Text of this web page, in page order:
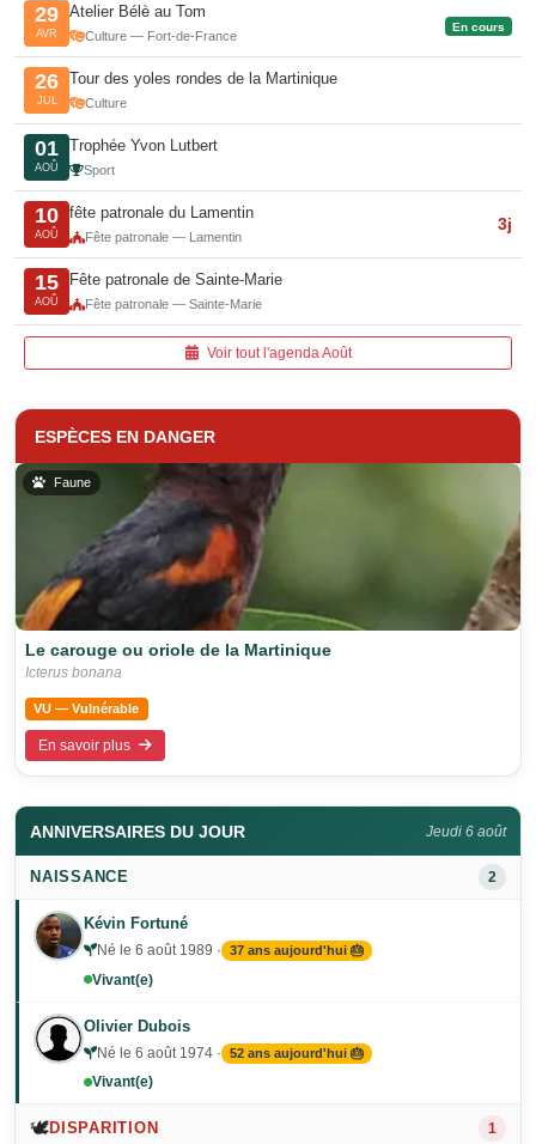
29
AVR
Atelier Bélè au Tom
Culture — Fort-de-France
En cours
26
JUL
Tour des yoles rondes de la Martinique
Culture
01
AOÛ
Trophée Yvon Lutbert
Sport
10
AOÛ
fête patronale du Lamentin
Fête patronale — Lamentin
3j
15
AOÛ
Fête patronale de Sainte-Marie
Fête patronale — Sainte-Marie
Voir tout l'agenda Août
ESPÈCES EN DANGER
Faune
Le carouge ou oriole de la Martinique
Icterus bonana
VU — Vulnérable
En savoir plus
ANNIVERSAIRES DU JOUR Jeudi 6 août
NAISSANCE 2
Kévin Fortuné
Né le 6 août 1989 · 37 ans aujourd'hui 🎂
Vivant(e)
Olivier Dubois
Né le 6 août 1974 · 52 ans aujourd'hui 🎂
Vivant(e)
🕊️DISPARITION 1